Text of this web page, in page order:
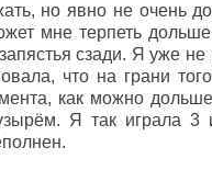
но явно не очень
мне терпеть
сзади. Я уже
что на грани
как можно
Я так играла